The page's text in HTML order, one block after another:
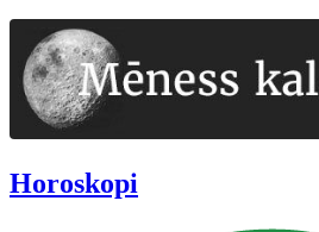
Horoskopi